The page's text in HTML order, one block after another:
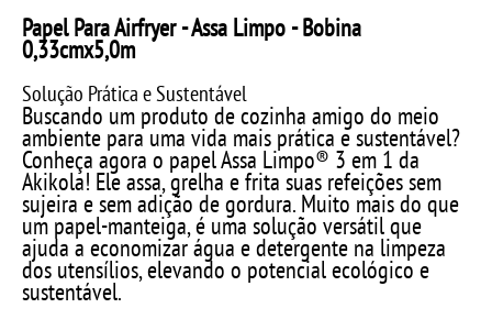
Papel Para Airfryer - Assa Limpo - Bobina
0,33cmx5,0m
Solução Prática e Sustentável
Buscando um produto de cozinha amigo do meio
ambiente para uma vida mais prática e sustentável?
Conheça agora o papel Assa Limpo® 3 em 1 da
Akikola! Ele assa, grelha e frita suas refeições sem
sujeira e sem adição de gordura. Muito mais do que
um papel-manteiga, é uma solução versátil que
ajuda a economizar água e detergente na limpeza
dos utensílios, elevando o potencial ecológico e
sustentável.